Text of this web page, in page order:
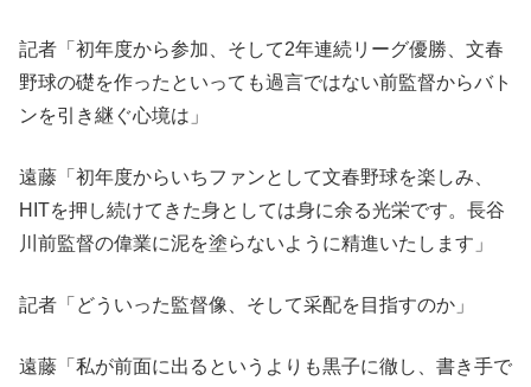
記者「初年度から参加、そして2年連続リーグ優勝、文春
野球の礎を作ったといっても過言ではない前監督からバト
ンを引き継ぐ心境は」
遠藤「初年度からいちファンとして文春野球を楽しみ、
HITを押し続けてきた身としては身に余る光栄です。長谷
川前監督の偉業に泥を塗らないように精進いたします」
記者「どういった監督像、そして采配を目指すのか」
遠藤「私が前面に出るというよりも黒子に徹し、書き手で